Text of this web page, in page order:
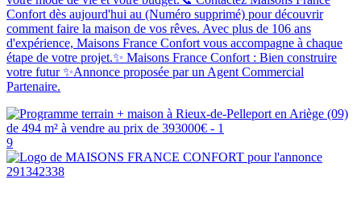
Confort dès aujourd'hui au (Numéro supprimé) pour découvrir
comment faire la maison de vos rêves. Avec plus de 106 ans
d'expérience, Maisons France Confort vous accompagne à chaque
étape de votre projet.✨ Maisons France Confort : Bien construire
votre futur ✨Annonce proposée par un Agent Commercial
Partenaire.
9